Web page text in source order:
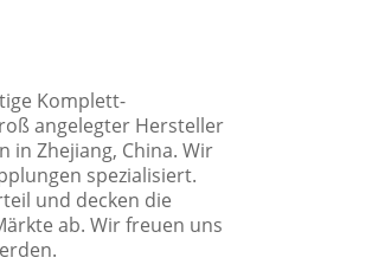
Komplett-
angelegter Hersteller
in Zhejiang, China. Wir
spezialisiert.
und decken die
ab. Wir freuen uns